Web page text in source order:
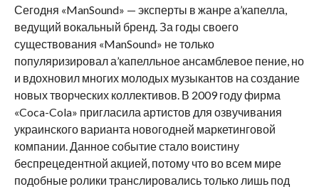
Сегодня «ManSound» — эксперты в жанре а’капелла,
ведущий вокальный бренд. За годы своего
существования «ManSound» не только
популяризировал а’капелльное ансамблевое пение, но
и вдохновил многих молодых музыкантов на создание
новых творческих коллективов. В 2009 году фирма
«Coca-Cola» пригласила артистов для озвучивания
украинского варианта новогодней маркетинговой
компании. Данное событие стало воистину
беспрецедентной акцией, потому что во всем мире
подобные ролики транслировались только лишь под